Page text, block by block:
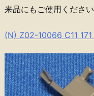
来品にもご使用ください
(N) Z02-10066 C11